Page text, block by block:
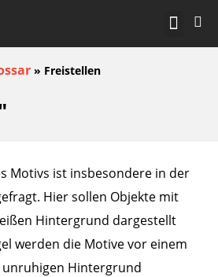
» Freistellen
Motivs ist insbesondere in der
Hier sollen Objekte mit
Hintergrund dargestellt
werden die Motive vor einem
Hintergrund